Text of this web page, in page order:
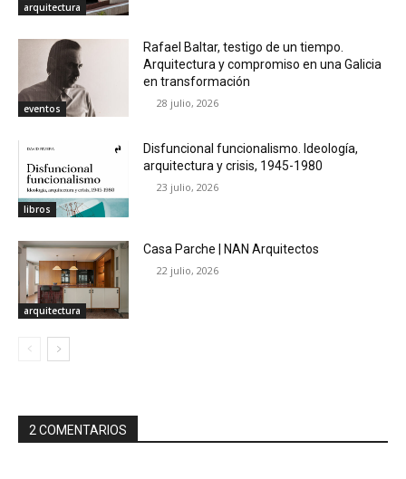
arquitectura
eventos
Rafael Baltar, testigo de un tiempo.
Arquitectura y compromiso en una Galicia
en transformación
28 julio, 2026
libros
Disfuncional funcionalismo. Ideología,
arquitectura y crisis, 1945-1980
23 julio, 2026
arquitectura
Casa Parche | NAN Arquitectos
22 julio, 2026
2 COMENTARIOS